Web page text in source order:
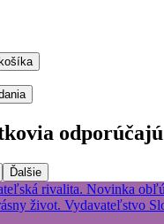
odporúčajú
Ďalšie